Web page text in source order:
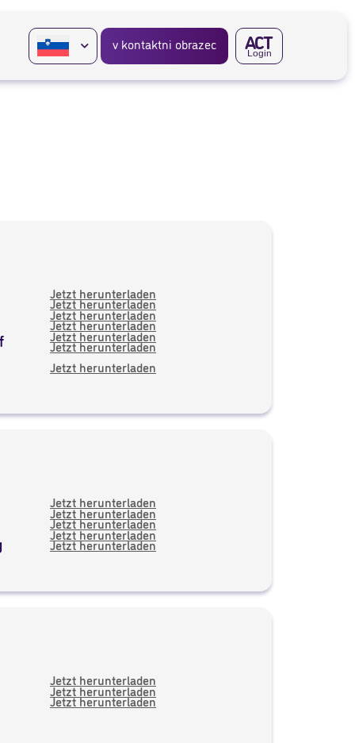
v kontaktni obrazec A CT
Login
Jetzt herunterladen
Jetzt herunterladen
Jetzt herunterladen
Jetzt herunterladen
Jetzt herunterladen
Jetzt herunterladen
Jetzt herunterladen
Jetzt herunterladen
Jetzt herunterladen
Jetzt herunterladen
Jetzt herunterladen
Jetzt herunterladen
Jetzt herunterladen
Jetzt herunterladen
Jetzt herunterladen